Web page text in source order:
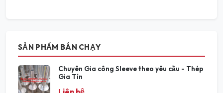
SẢN PHẨM BÁN CHẠY
Chuyên Gia công Sleeve theo yêu cầu - Thép
Gia Tín